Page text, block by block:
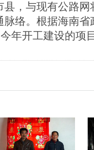
，与现有公路
络。根据海南省
年开工建设的项